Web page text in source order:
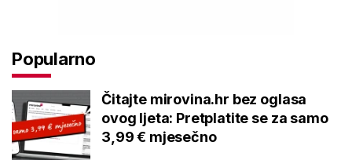
Popularno
Čitajte mirovina.hr bez oglasa
ovog ljeta: Pretplatite se za samo
3,99 € mjesečno